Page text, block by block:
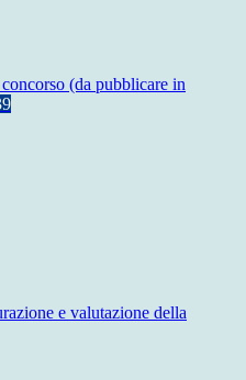
(da pubblicare in
e valutazione della